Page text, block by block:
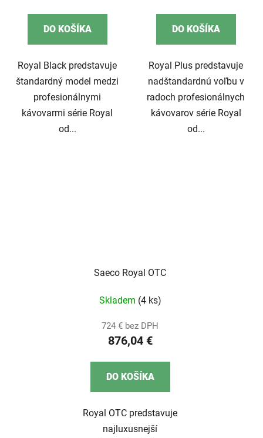
DO KOŠÍKA
Royal Black predstavuje
štandardný model medzi
profesionálnymi
kávovarmi série Royal
od...
DO KOŠÍKA
Royal Plus predstavuje
nadštandardnú voľbu v
radoch profesionálnych
kávovarov série Royal
od...
Saeco Royal OTC
Skladem (4 ks)
724 € bez DPH
876,04 €
DO KOŠÍKA
Royal OTC predstavuje
najluxusnejší